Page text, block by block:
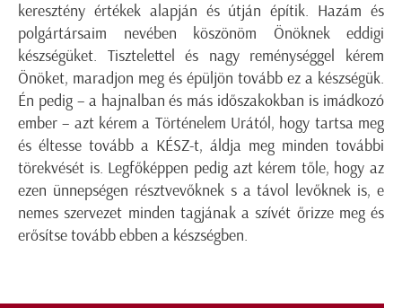
keresztény értékek alapján és útján építik. Hazám és
polgártársaim nevében köszönöm Önöknek eddigi
készségüket. Tisztelettel és nagy reménységgel kérem
Önöket, maradjon meg és épüljön tovább ez a készségük.
Én pedig – a hajnalban és más időszakokban is imádkozó
ember – azt kérem a Történelem Urától, hogy tartsa meg
és éltesse tovább a KÉSZ-t, áldja meg minden további
törekvését is. Legfőképpen pedig azt kérem tőle, hogy az
ezen ünnepségen résztvevőknek s a távol levőknek is, e
nemes szervezet minden tagjának a szívét őrizze meg és
erősítse tovább ebben a készségben.